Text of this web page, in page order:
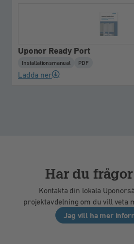
Uponor Ready Port
Installationsmanual PDF
Ladda ner
Har du
Kontakta din lokala
projektavdelning om du vill veta
Jag vill ha mer